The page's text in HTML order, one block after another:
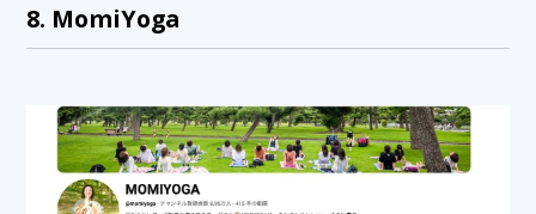
8. MomiYoga